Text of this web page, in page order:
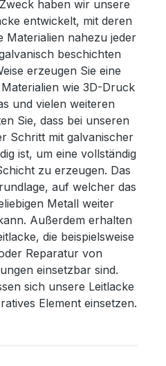
haben wir unsere
entwickelt, mit deren
Materialien nahezu jeder
beschichten
erzeugen Sie eine
wie 3D-Druck
und vielen weiteren
Sie, dass bei unseren
Schritt mit galvanischer
ist, um eine vollständig
zu erzeugen. Das
auf welcher das
Metall weiter
Außerdem erhalten
die beispielsweise
Reparatur von
einsetzbar sind.
sich unsere Leitlacke
Element einsetzen.